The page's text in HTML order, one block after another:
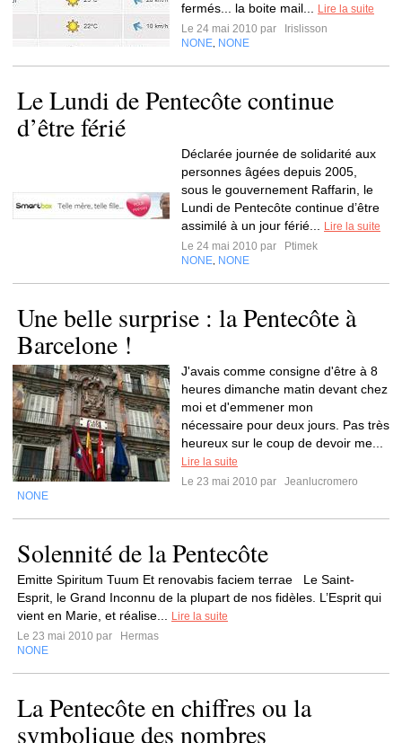
fermés... la boite mail...
Lire la suite
Le 24 mai 2010 par
Irislisson
NONE NONE
Le Lundi de Pentecôte continue
d’être férié
Déclarée journée de solidarité aux
personnes âgées depuis 2005,
sous le gouvernement Raffarin, le
Lundi de Pentecôte continue d’être
assimilé à un jour férié...
Lire la suite
Le 24 mai 2010 par
Ptimek
NONE NONE
Une belle surprise : la Pentecôte à
Barcelone !
J'avais comme consigne d'être à 8
heures dimanche matin devant chez
moi et d'emmener mon
nécessaire pour deux jours. Pas très
heureux sur le coup de devoir me...
Lire la suite
Le 23 mai 2010 par
Jeanlucromero
NONE
Solennité de la Pentecôte
Emitte Spiritum Tuum Et renovabis faciem terrae Le Saint-
Esprit, le Grand Inconnu de la plupart de nos fidèles. L’Esprit qui
vient en Marie, et réalise...
Lire la suite
Le 23 mai 2010 par
Hermas
NONE
La Pentecôte en chiffres ou la
symbolique des nombres